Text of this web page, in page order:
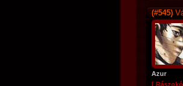
(#545)
Azur
[